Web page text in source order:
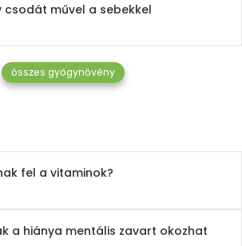
csodát művel a sebekkel
összes gyógynövény
vitaminról
fel a vitaminok?
a hiánya mentális zavart okozhat